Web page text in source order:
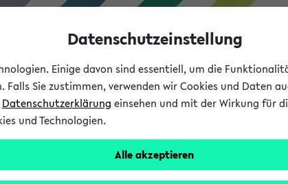
Studies
in English
Datenschutzeinstellung
Einige davon sind essentiell, um die
Falls Sie zustimmen, verwenden wir Cookies und Daten
Datenschutzerklärung einsehen und mit der Wirkung für
und Technologien.
Alle akzeptieren